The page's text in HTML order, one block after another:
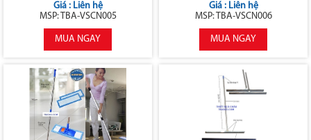
Giá : Liên hệ
MSP: TBA-VSCN005
MUA NGAY
Giá : Liên hệ
MSP: TBA-VSCN006
MUA NGAY